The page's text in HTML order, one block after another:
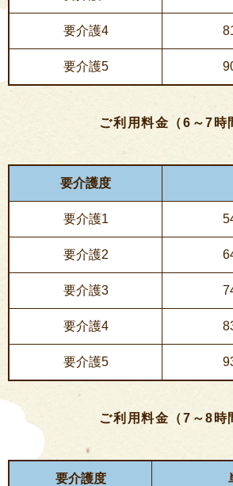
要介護4
要介護5
ご利用料金（6～7時
要介護度
要介護1
要介護2
要介護3
要介護4
要介護5
ご利用料金（7～8時
要介護度